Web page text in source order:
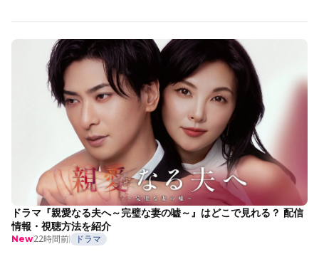
ドラマ『親愛なる夫へ～完璧な妻の嘘～』はどこで見れる？ 配信
情報・視聴方法を紹介
New22時間前 ドラマ